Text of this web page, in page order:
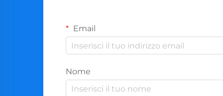
Email
Nome